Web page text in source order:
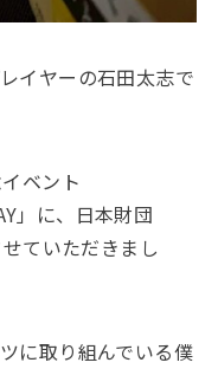
イヤーの石田太志で
ベント
」に、日本財団
ていただきまし
に取り組んでいる僕